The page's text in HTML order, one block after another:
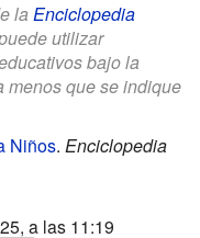
la Enciclopedia
utilizar
bajo la
menos que se indique
Niños. Enciclopedia
a las 11:19